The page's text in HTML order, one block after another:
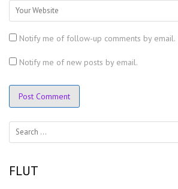
Notify me of follow-up comments by email.
Notify me of new posts by email.
Search
for:
FLUT